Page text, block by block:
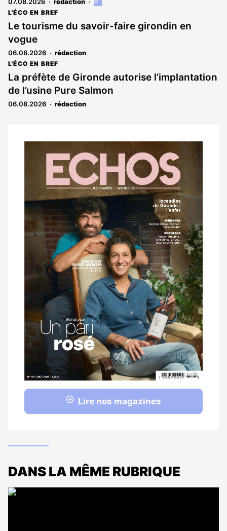
Cet
réservé
L'ÉCO EN BREF
Le tourisme du savoir-faire girondin en
vogue
06.08.2026 rédaction
L'ÉCO EN BREF
La préfète de Gironde autorise l’implantation
de l’usine Pure Salmon
06.08.2026 rédaction
Notre
dernier
magazine
Lire nos magazines
DANS LA MÊME RUBRIQUE